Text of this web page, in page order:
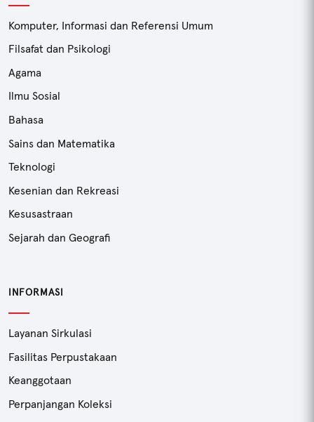
Komputer, Informasi dan Referensi Umum
Filsafat dan Psikologi
Agama
Ilmu Sosial
Bahasa
Sains dan Matematika
Teknologi
Kesenian dan Rekreasi
Kesusastraan
Sejarah dan Geografi
INFORMASI
Layanan Sirkulasi
Fasilitas Perpustakaan
Keanggotaan
Perpanjangan Koleksi